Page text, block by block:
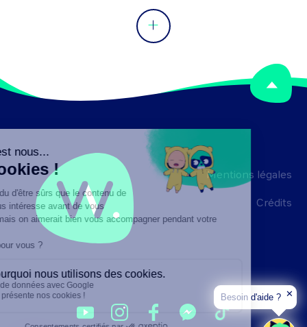
Mentions légales
Crédits
Besoin d'aide ? ✕